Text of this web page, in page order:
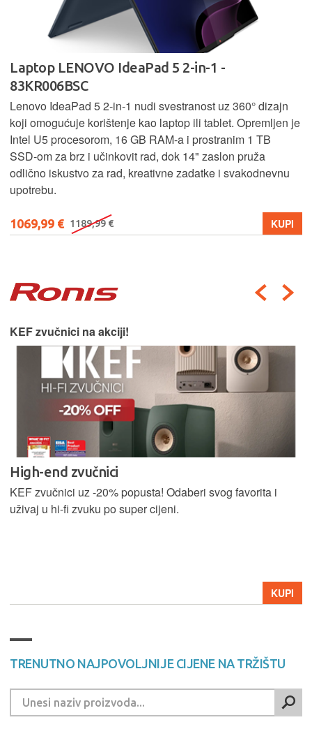
Laptop LENOVO IdeaPad 5 2-in-1 -
83KR006BSC
Lenovo IdeaPad 5 2‑in‑1 nudi svestranost uz 360° dizajn
koji omogućuje korištenje kao laptop ili tablet. Opremljen je
Intel U5 procesorom, 16 GB RAM-a i prostranim 1 TB
SSD‑om za brz i učinkovit rad, dok 14" zaslon pruža
odlično iskustvo za rad, kreativne zadatke i svakodnevnu
upotrebu.
1069,99 € 1189,99 € KUPI
KEF zvučnici na akciji!
High-end zvučnici
KEF zvučnici uz -20% popusta! Odaberi svog favorita i
uživaj u hi-fi zvuku po super cijeni.
KUPI
TRENUTNO NAJPOVOLJNIJE CIJENE NA TRŽIŠTU